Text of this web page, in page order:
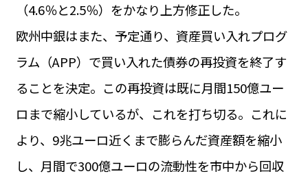
（4.6％と2.5％）をかなり上方修正した。
欧州中銀はまた、予定通り、資産買い入れプログ
ラム（APP）で買い入れた債券の再投資を終了す
ることを決定。この再投資は既に月間150億ユー
ロまで縮小しているが、これを打ち切る。これに
より、9兆ユーロ近くまで膨らんだ資産額を縮小
し、月間で300億ユーロの流動性を市中から回収